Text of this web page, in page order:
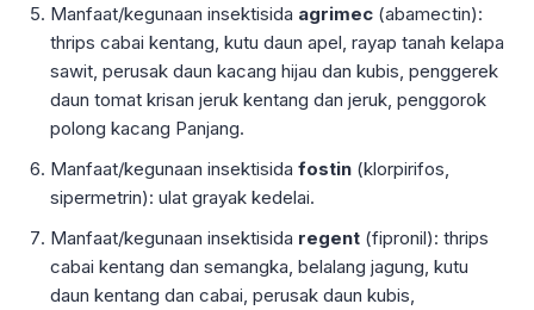
Manfaat/kegunaan insektisida agrimec (abamectin):
thrips cabai kentang, kutu daun apel, rayap tanah kelapa
sawit, perusak daun kacang hijau dan kubis, penggerek
daun tomat krisan jeruk kentang dan jeruk, penggorok
polong kacang Panjang.
Manfaat/kegunaan insektisidafostin (klorpirifos,
sipermetrin): ulat grayak kedelai.
Manfaat/kegunaan insektisida regent (fipronil): thrips
cabai kentang dan semangka, belalang jagung, kutu
daun kentang dan cabai, perusak daun kubis,